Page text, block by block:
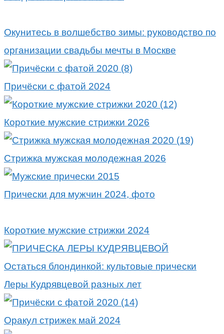
Окунитесь в волшебство зимы: руководство по
организации свадьбы мечты в Москве
Причёски с фатой 2024
Короткие мужские стрижки 2026
Стрижка мужская молодежная 2026
Прически для мужчин 2024, фото
Короткие мужские стрижки 2024
Остаться блондинкой: культовые прически
Леры Кудрявцевой разных лет
Оракул стрижек май 2024